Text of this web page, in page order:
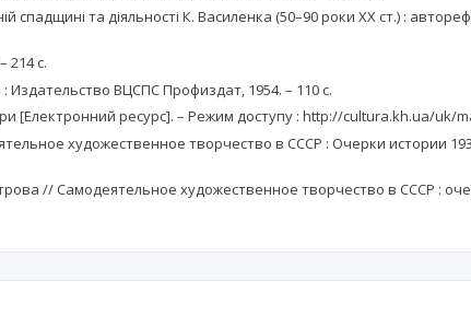
спадщині та діяльності К. Василенка (50–90 роки ХХ ст.) :
214 с.
ВЦСПС Профиздат, 1954. – 110 с.
[Електронний ресурс]. – Режим доступу : http://cultura.kh.ua/uk/
художественное творчество в СССР : Очерки истории
// Самодеятельное художественное творчество в СССР :